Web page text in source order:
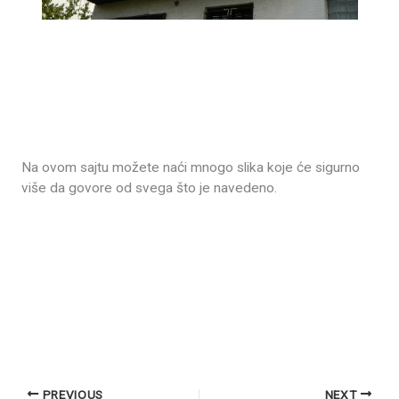
Na ovom sajtu možete naći mnogo slika koje će sigurno
više da govore od svega što je navedeno.
PREVIOUS NEXT